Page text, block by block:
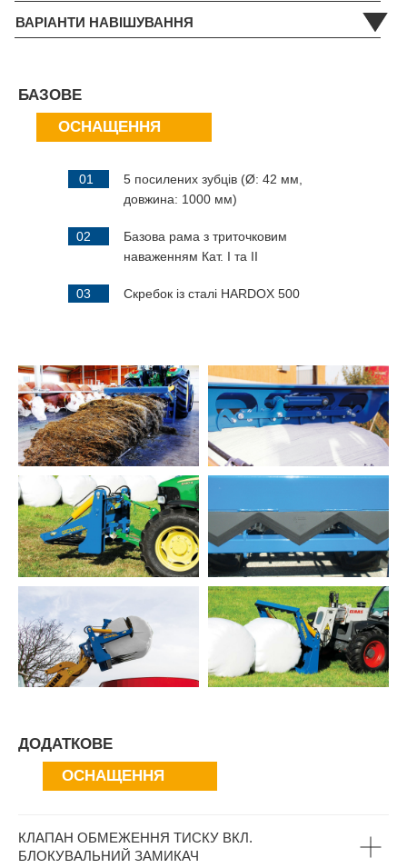
ВАРІАНТИ НАВІШУВАННЯ
БАЗОВЕ
ОСНАЩЕННЯ
01
02
03
5 посилених зубців (Ø: 42 мм,
довжина: 1000 мм)
Базова рама з триточковим
наваженням Кат. I та II
Скребок із сталі HARDOX 500
ДОДАТКОВЕ
ОСНАЩЕННЯ
КЛАПАН ОБМЕЖЕННЯ ТИСКУ ВКЛ.
БЛОКУВАЛЬНИЙ ЗАМИКАЧ